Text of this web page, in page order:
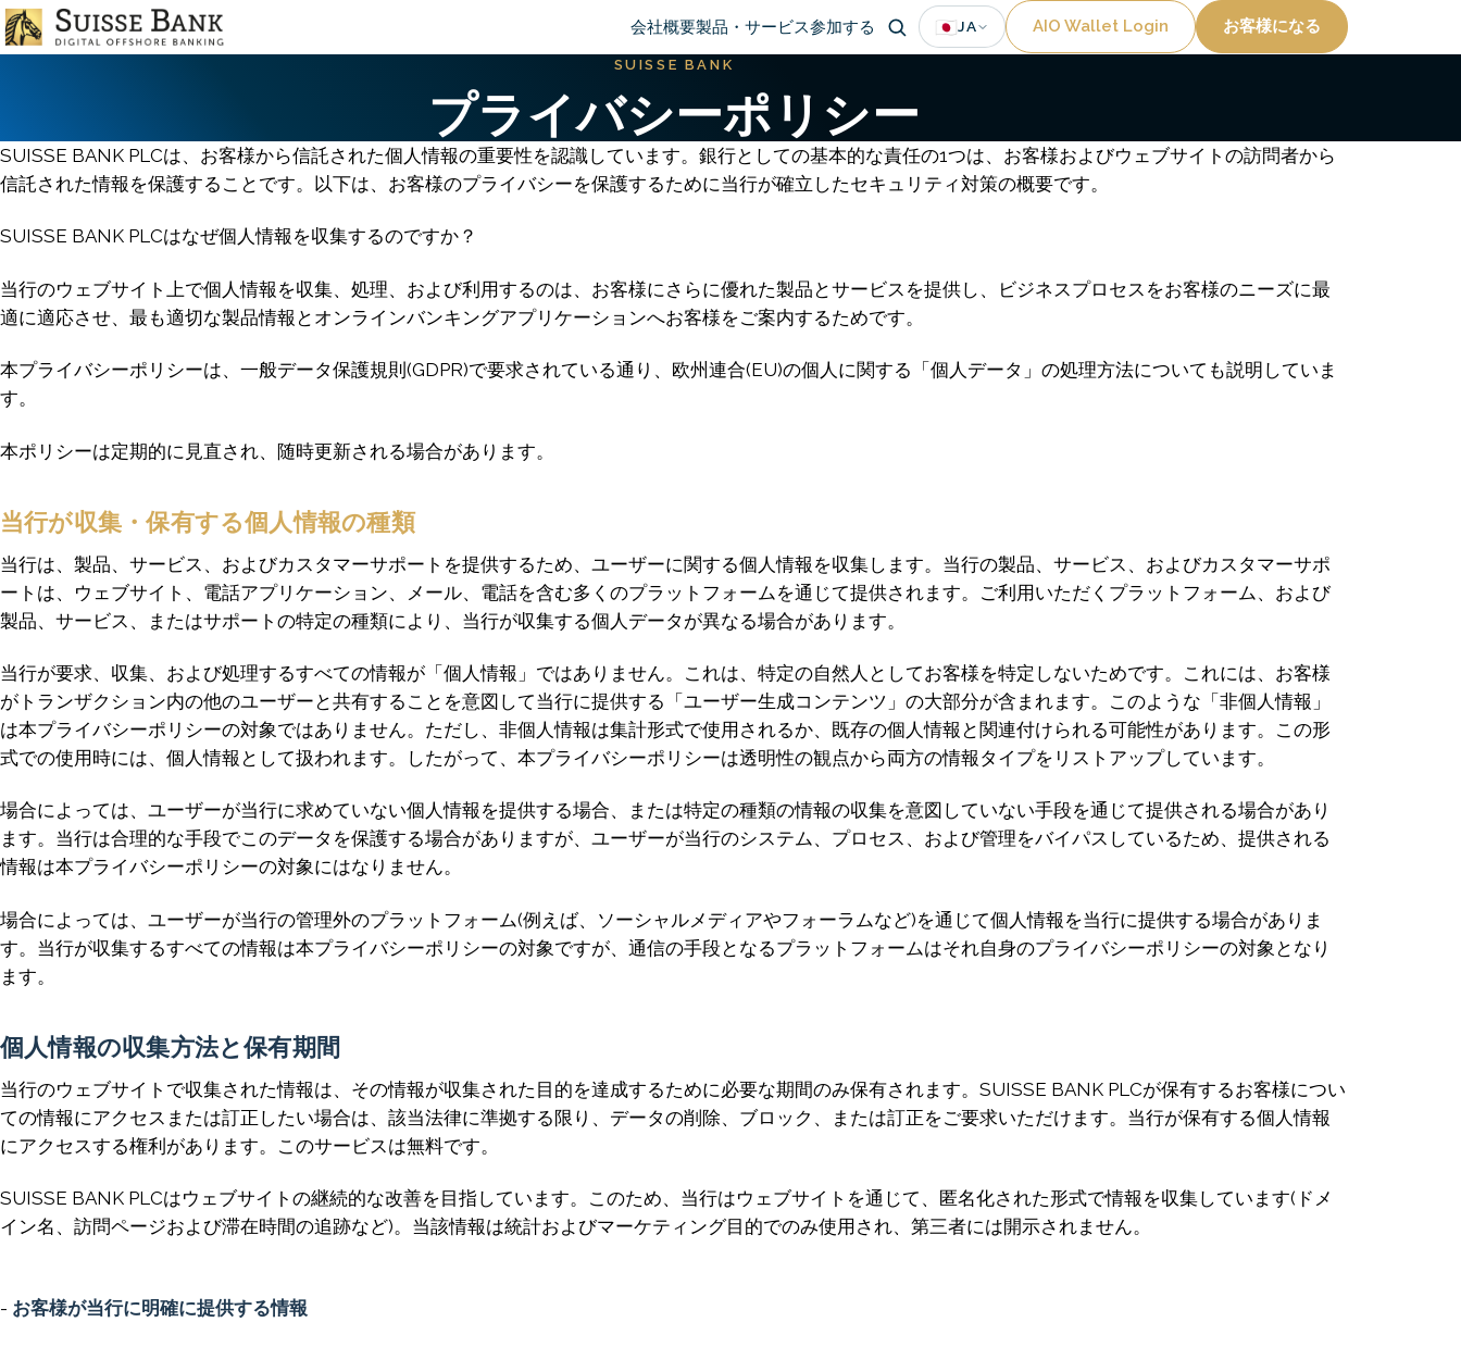
Skip
to
Main
navigation
会社概要製品・サービス参加する 🇯🇵JA Utility
AIO Wallet Login お客様になる
SUISSE BANK
プライバシーポリシー
SUISSE BANK PLCは、お客様から信託された個人情報の重要性を認識しています。銀行としての基本的な責任の1つは、お客様およびウェブサイトの訪問者から
信託された情報を保護することです。以下は、お客様のプライバシーを保護するために当行が確立したセキュリティ対策の概要です。
SUISSE BANK PLCはなぜ個人情報を収集するのですか？
当行のウェブサイト上で個人情報を収集、処理、および利用するのは、お客様にさらに優れた製品とサービスを提供し、ビジネスプロセスをお客様のニーズに最
適に適応させ、最も適切な製品情報とオンラインバンキングアプリケーションへお客様をご案内するためです。
本プライバシーポリシーは、一般データ保護規則(GDPR)で要求されている通り、欧州連合(EU)の個人に関する「個人データ」の処理方法についても説明していま
す。
本ポリシーは定期的に見直され、随時更新される場合があります。
当行が収集・保有する個人情報の種類
当行は、製品、サービス、およびカスタマーサポートを提供するため、ユーザーに関する個人情報を収集します。当行の製品、サービス、およびカスタマーサポ
ートは、ウェブサイト、電話アプリケーション、メール、電話を含む多くのプラットフォームを通じて提供されます。ご利用いただくプラットフォーム、および
製品、サービス、またはサポートの特定の種類により、当行が収集する個人データが異なる場合があります。
当行が要求、収集、および処理するすべての情報が「個人情報」ではありません。これは、特定の自然人としてお客様を特定しないためです。これには、お客様
がトランザクション内の他のユーザーと共有することを意図して当行に提供する「ユーザー生成コンテンツ」の大部分が含まれます。このような「非個人情報」
は本プライバシーポリシーの対象ではありません。ただし、非個人情報は集計形式で使用されるか、既存の個人情報と関連付けられる可能性があります。この形
式での使用時には、個人情報として扱われます。したがって、本プライバシーポリシーは透明性の観点から両方の情報タイプをリストアップしています。
場合によっては、ユーザーが当行に求めていない個人情報を提供する場合、または特定の種類の情報の収集を意図していない手段を通じて提供される場合があり
ます。当行は合理的な手段でこのデータを保護する場合がありますが、ユーザーが当行のシステム、プロセス、および管理をバイパスしているため、提供される
情報は本プライバシーポリシーの対象にはなりません。
場合によっては、ユーザーが当行の管理外のプラットフォーム(例えば、ソーシャルメディアやフォーラムなど)を通じて個人情報を当行に提供する場合がありま
す。当行が収集するすべての情報は本プライバシーポリシーの対象ですが、通信の手段となるプラットフォームはそれ自身のプライバシーポリシーの対象となり
ます。
個人情報の収集方法と保有期間
当行のウェブサイトで収集された情報は、その情報が収集された目的を達成するために必要な期間のみ保有されます。SUISSE BANK PLCが保有するお客様につい
ての情報にアクセスまたは訂正したい場合は、該当法律に準拠する限り、データの削除、ブロック、または訂正をご要求いただけます。当行が保有する個人情報
にアクセスする権利があります。このサービスは無料です。
SUISSE BANK PLCはウェブサイトの継続的な改善を目指しています。このため、当行はウェブサイトを通じて、匿名化された形式で情報を収集しています(ドメ
イン名、訪問ページおよび滞在時間の追跡など)。当該情報は統計およびマーケティング目的でのみ使用され、第三者には開示されません。
- お客様が当行に明確に提供する情報